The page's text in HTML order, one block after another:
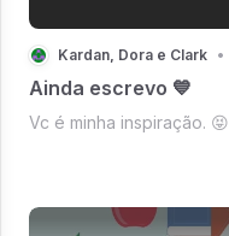
Kardan, Dora e Clark •
Ainda escrevo 💙
Vc é minha inspiração. 😝